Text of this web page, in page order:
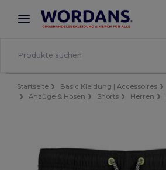
× Wordans App
Bessere Preise in der App!
Startseite Basic Kleidung | Accessoires
Anzüge & Hosen
Shorts Herren